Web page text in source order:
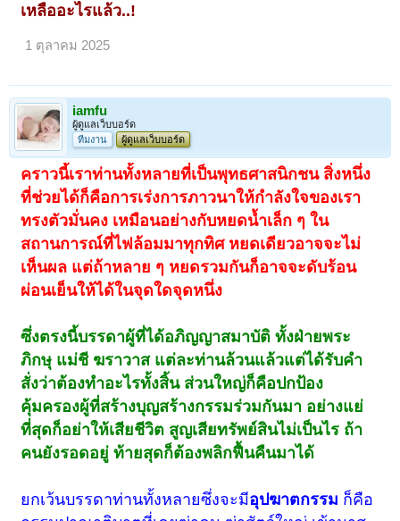
เหลืออะไรแล้ว..!
1 ตุลาคม 2025
iamfu
ผู้ดูแลเว็บบอร์ด
ทีมงาน
ผู้ดูแลเว็บบอร์ด
คราวนี้เราท่านทั้งหลายที่เป็นพุทธศาสนิกชน สิ่งหนึ่ง
ที่ช่วยได้ก็คือการเร่งการภาวนาให้กำลังใจของเรา
ทรงตัวมั่นคง เหมือนอย่างกับหยดน้ำเล็ก ๆ ใน
สถานการณ์ที่ไฟล้อมมาทุกทิศ หยดเดียวอาจจะไม่
เห็นผล แต่ถ้าหลาย ๆ หยดรวมกันก็อาจจะดับร้อน
ผ่อนเย็นให้ได้ในจุดใดจุดหนึ่ง
ซึ่งตรงนี้บรรดาผู้ที่ได้อภิญญาสมาบัติ ทั้งฝ่ายพระ
ภิกษุ แม่ชี ฆราวาส แต่ละท่านล้วนแล้วแต่ได้รับคำ
สั่งว่าต้องทำอะไรทั้งสิ้น ส่วนใหญ่ก็คือปกป้อง
คุ้มครองผู้ที่สร้างบุญสร้างกรรมร่วมกันมา อย่างแย่
ที่สุดก็อย่าให้เสียชีวิต สูญเสียทรัพย์สินไม่เป็นไร ถ้า
คนยังรอดอยู่ ท้ายสุดก็ต้องพลิกฟื้นคืนมาได้
ยกเว้นบรรดาท่านทั้งหลายซึ่งจะมีอุปฆาตกรรม ก็คือ